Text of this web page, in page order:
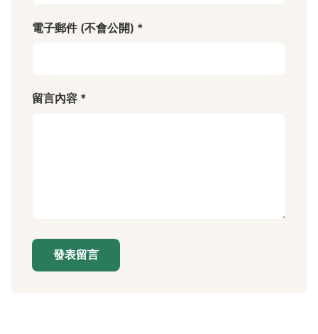
電子郵件 (不會公開) *
留言內容 *
發表留言